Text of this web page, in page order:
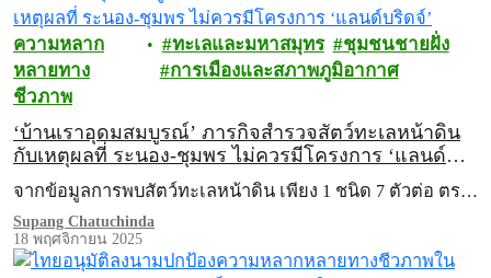
ความหลาก
หลายทาง
ชีวภาพ
ทะเลและมหาสมุทร
ชุมชนชายฝั่ง
การเมืองและสภาพภูมิอากาศ
‘บ้านเราอุดมสมบูรณ์’ ภารกิจสำรวจสัตว์ทะเลหน้าดิน
กับเหตุผลที่ ระนอง-ชุมพร ไม่ควรมีโครงการ ‘แลนด์
บริดจ์’
จากข้อมูลการพบสัตว์ทะเลหน้าดิน เพียง 1 ชนิด 7 ตัวต่อ ตร…
Supang Chatuchinda
18 พฤศจิกายน 2025